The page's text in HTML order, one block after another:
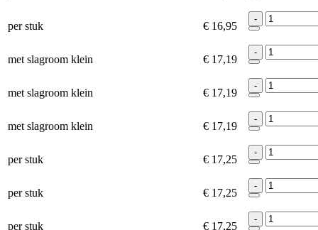
per stuk € 16,95
-
met slagroom klein € 17,19
-
met slagroom klein € 17,19
-
met slagroom klein € 17,19
-
per stuk € 17,25
-
per stuk € 17,25
-
per stuk € 17,25
-